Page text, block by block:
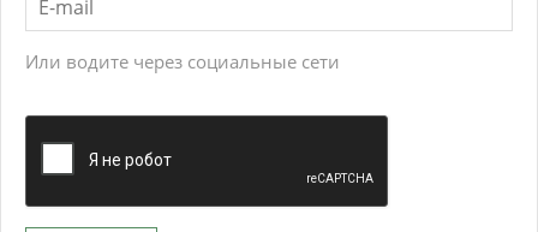
Или водите через социальные сети